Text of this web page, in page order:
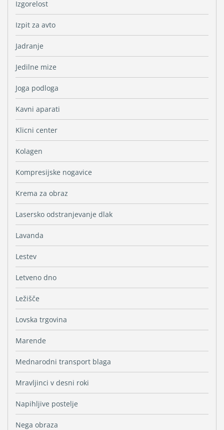
Izgorelost
Izpit za avto
Jadranje
Jedilne mize
Joga podloga
Kavni aparati
Klicni center
Kolagen
Kompresijske nogavice
Krema za obraz
Lasersko odstranjevanje dlak
Lavanda
Lestev
Letveno dno
Ležišče
Lovska trgovina
Marende
Mednarodni transport blaga
Mravljinci v desni roki
Napihljive postelje
Nega obraza